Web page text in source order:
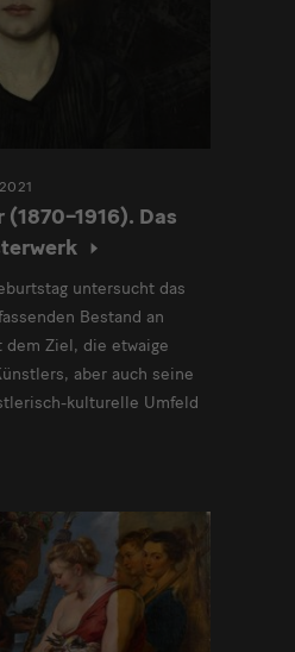
Das
untersucht das
Bestand an
dem Ziel, die etwaige
aber auch seine
kulturelle Umfeld